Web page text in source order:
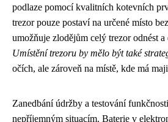
podlaze pomocí kvalitních kotevních
trezor pouze postaví na určené místo
umožňuje zlodějům celý trezor odnést
Umístění trezoru by mělo být také
očích, ale zároveň na místě, kde má
Zanedbání údržby a testování
nepříjemným situacím. Baterie v